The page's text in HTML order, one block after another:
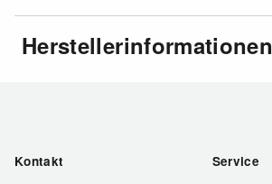
Herstellerinformationen
Kontakt Service